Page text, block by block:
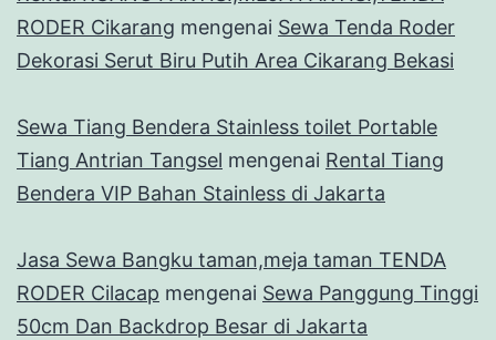
RODER Cikarang mengenai Sewa Tenda Roder
Dekorasi Serut Biru Putih Area Cikarang Bekasi
Sewa Tiang Bendera Stainless toilet Portable
Tiang Antrian Tangsel mengenai Rental Tiang
Bendera VIP Bahan Stainless di Jakarta
Jasa Sewa Bangku taman,meja taman TENDA
RODER Cilacap mengenai Sewa Panggung Tinggi
50cm Dan Backdrop Besar di Jakarta